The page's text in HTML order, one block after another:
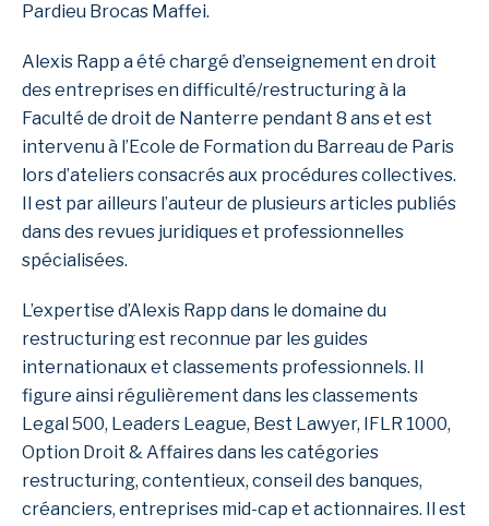
Pardieu Brocas Maffei.
Alexis Rapp a été chargé d’enseignement en droit
des entreprises en difficulté/restructuring à la
Faculté de droit de Nanterre pendant 8 ans et est
intervenu à l’Ecole de Formation du Barreau de Paris
lors d’ateliers consacrés aux procédures collectives.
Il est par ailleurs l’auteur de plusieurs articles publiés
dans des revues juridiques et professionnelles
spécialisées.
L’expertise d’Alexis Rapp dans le domaine du
restructuring est reconnue par les guides
internationaux et classements professionnels. Il
figure ainsi régulièrement dans les classements
Legal 500, Leaders League, Best Lawyer, IFLR 1000,
Option Droit & Affaires dans les catégories
restructuring, contentieux, conseil des banques,
créanciers, entreprises mid-cap et actionnaires. Il est